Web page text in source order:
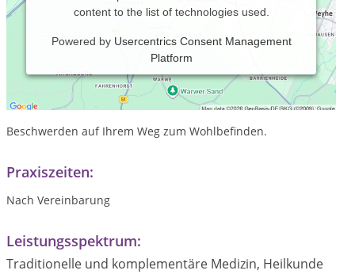
content to the list of technologies used.
Powered by Usercentrics Consent Management
Platform
In meiner Praxis begleite ich Säuglinge,
Kinder und Erwachsene mit unterschiedlichen
Beschwerden auf Ihrem Weg zum Wohlbefinden.
Praxiszeiten:
Nach Vereinbarung
Leistungsspektrum:
Traditionelle und komplementäre Medizin, Heilkunde